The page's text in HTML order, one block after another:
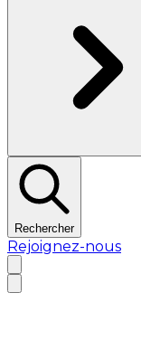
Rechercher
Rejoignez-nous